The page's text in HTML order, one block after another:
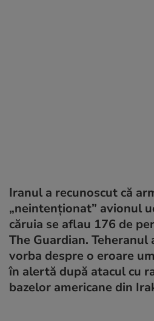
Iranul a recunoscut că
„neintenționat” avionul
căruia se aflau 176 de
The Guardian.
vorba despre o eroare
în alertă după atacul cu
bazelor americane din